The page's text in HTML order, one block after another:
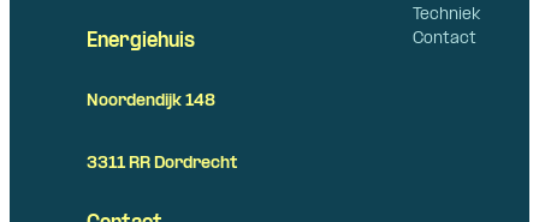
Techniek
Contact
Energiehuis
Noordendijk 148
3311 RR Dordrecht